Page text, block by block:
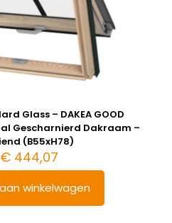
Glass – DAKEA GOOD
Gescharnierd Dakraam –
(B55xH78)
€444,07
winkelwagen